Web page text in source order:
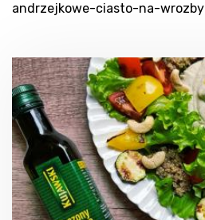
andrzejkowe-ciasto-na-wrozby